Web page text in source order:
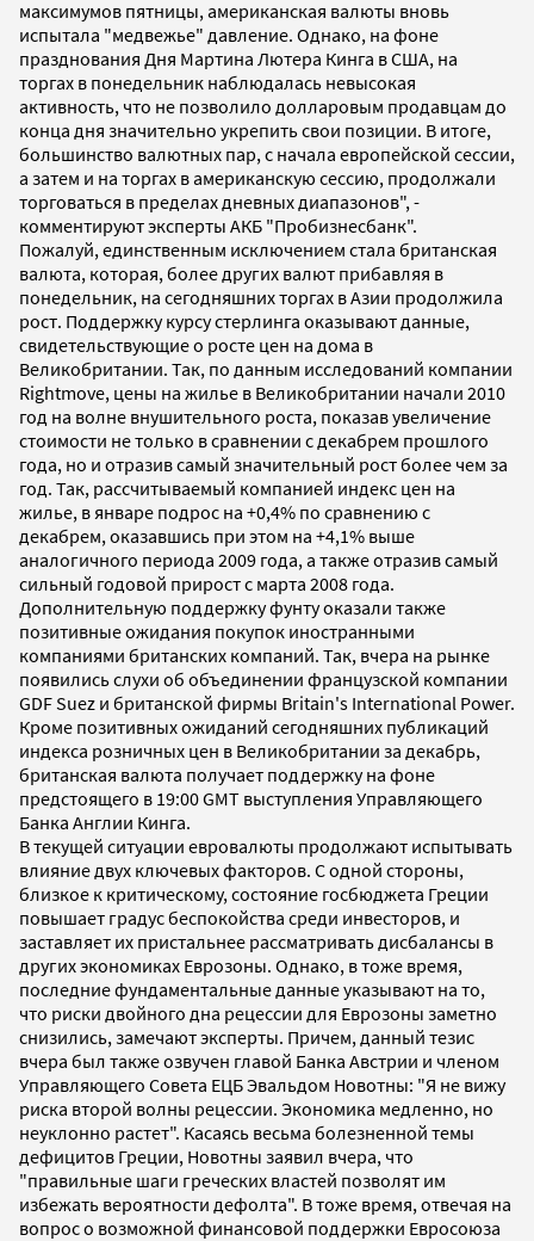
максимумов пятницы, американская валюты вновь
испытала "медвежье" давление. Однако, на фоне
празднования Дня Мартина Лютера Кинга в США, на
торгах в понедельник наблюдалась невысокая
активность, что не позволило долларовым продавцам до
конца дня значительно укрепить свои позиции. В итоге,
большинство валютных пар, с начала европейской сессии,
а затем и на торгах в американскую сессию, продолжали
торговаться в пределах дневных диапазонов", -
комментируют эксперты АКБ "Пробизнесбанк".
Пожалуй, единственным исключением стала британская
валюта, которая, более других валют прибавляя в
понедельник, на сегодняшних торгах в Азии продолжила
рост. Поддержку курсу стерлинга оказывают данные,
свидетельствующие о росте цен на дома в
Великобритании. Так, по данным исследований компании
Rightmove, цены на жилье в Великобритании начали 2010
год на волне внушительного роста, показав увеличение
стоимости не только в сравнении с декабрем прошлого
года, но и отразив самый значительный рост более чем за
год. Так, рассчитываемый компанией индекс цен на
жилье, в январе подрос на +0,4% по сравнению с
декабрем, оказавшись при этом на +4,1% выше
аналогичного периода 2009 года, а также отразив самый
сильный годовой прирост с марта 2008 года.
Дополнительную поддержку фунту оказали также
позитивные ожидания покупок иностранными
компаниями британских компаний. Так, вчера на рынке
появились слухи об объединении французской компании
GDF Suez и британской фирмы Britain's International Power.
Кроме позитивных ожиданий сегодняшних публикаций
индекса розничных цен в Великобритании за декабрь,
британская валюта получает поддержку на фоне
предстоящего в 19:00 GMT выступления Управляющего
Банка Англии Кинга.
В текущей ситуации евровалюты продолжают испытывать
влияние двух ключевых факторов. С одной стороны,
близкое к критическому, состояние госбюджета Греции
повышает градус беспокойства среди инвесторов, и
заставляет их пристальнее рассматривать дисбалансы в
других экономиках Еврозоны. Однако, в тоже время,
последние фундаментальные данные указывают на то,
что риски двойного дна рецессии для Еврозоны заметно
снизились, замечают эксперты. Причем, данный тезис
вчера был также озвучен главой Банка Австрии и членом
Управляющего Совета ЕЦБ Эвальдом Новотны: "Я не вижу
риска второй волны рецессии. Экономика медленно, но
неуклонно растет". Касаясь весьма болезненной темы
дефицитов Греции, Новотны заявил вчера, что
"правильные шаги греческих властей позволят им
избежать вероятности дефолта". В тоже время, отвечая на
вопрос о возможной финансовой поддержки Евросоюза